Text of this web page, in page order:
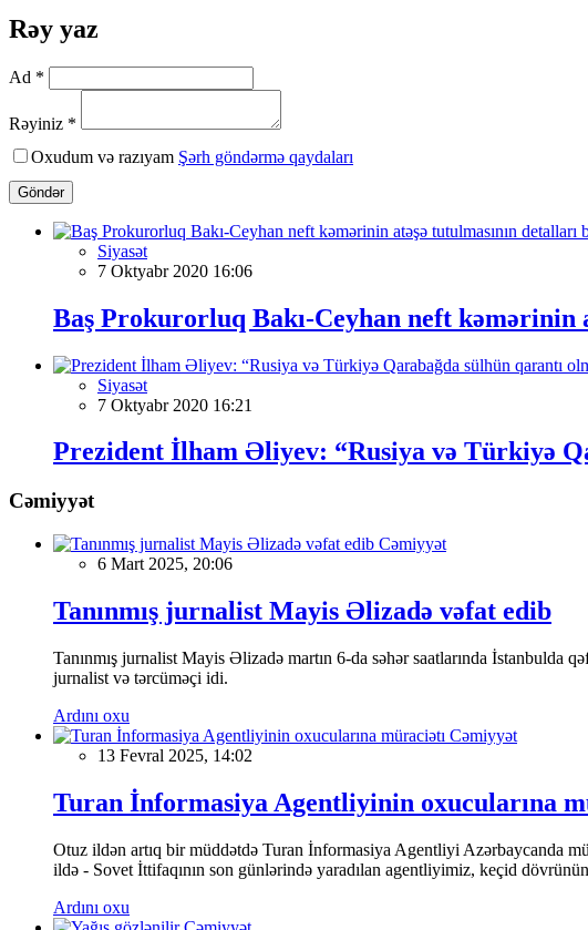
Rəy yaz
Ad *
Rəyiniz *
Oxudum və razıyam Şərh göndərmə qaydaları
Göndər
Siyasət
7 Oktyabr 2020 16:06
Baş Prokurorluq Bakı-Ceyhan neft kəmərinin
Siyasət
7 Oktyabr 2020 16:21
Prezident İlham Əliyev: “Rusiya və Türkiyə
Cəmiyyət
Cəmiyyət
6 Mart 2025, 20:06
Tanınmış jurnalist Mayis Əlizadə vəfat edib
Tanınmış jurnalist Mayis Əlizadə martın 6-da səhər saatlarında
jurnalist və tərcüməçi idi.
Ardını oxu
Cəmiyyət
13 Fevral 2025, 14:02
Turan İnformasiya Agentliyinin oxucularına
Otuz ildən artıq bir müddətdə Turan İnformasiya Agentliyi Azərbaycanda
ildə - Sovet İttifaqının son günlərində yaradılan agentliyimiz, keçid
Ardını oxu